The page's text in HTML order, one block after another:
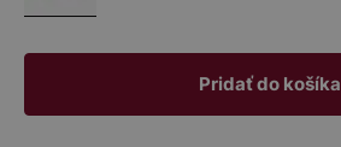
Pridať do košíka